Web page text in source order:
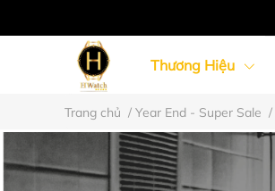
Thương Hiệu
Đồng Hồ Nữ
Trang chủ / Year End - Super Sale /